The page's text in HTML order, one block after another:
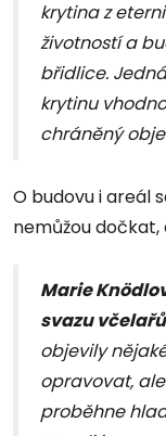
krytina z
životností a
břidlice.
krytinu
chráněný
O budovu i areál
nemůžou
Marie
svazu
objevily
opravovat,
proběhne